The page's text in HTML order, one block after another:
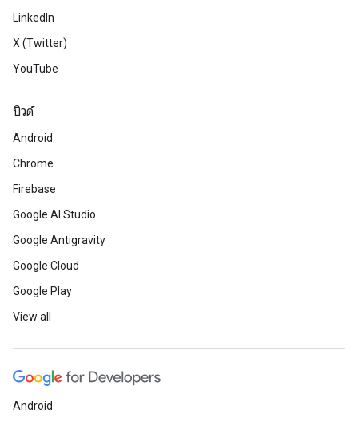
LinkedIn
X (Twitter)
YouTube
บิวด์
Android
Chrome
Firebase
Google AI Studio
Google Antigravity
Google Cloud
Google Play
View all
Android